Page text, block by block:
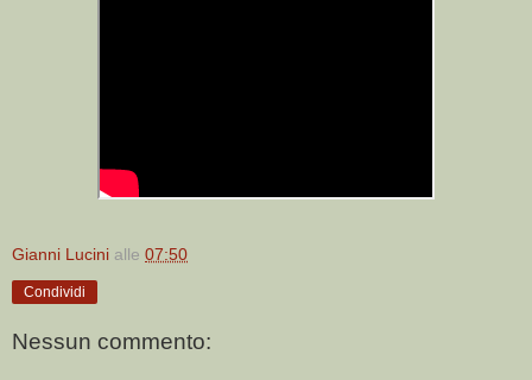
Gianni Lucini alle 07:50
Condividi
Nessun commento: